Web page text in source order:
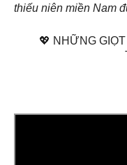
thiếu niên miền Nam
💖 NHỮNG